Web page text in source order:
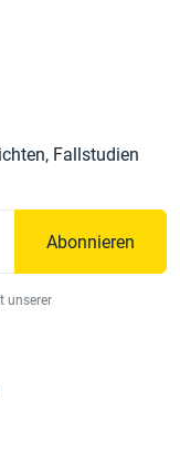
Fallstudien
Abonnieren
unserer